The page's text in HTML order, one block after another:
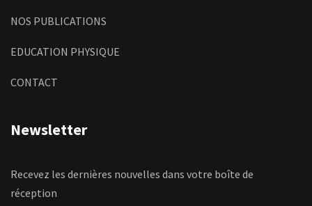
NOS PUBLICATIONS
EDUCATION PHYSIQUE
CONTACT
Newsletter
Recevez les dernières nouvelles dans votre boîte de
réception